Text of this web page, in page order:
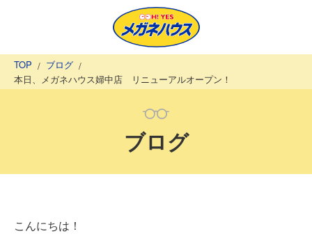
TOP
ブログ
本日、メガネハウス婦中店 リニューアルオープン！
ブログ
こんにちは！